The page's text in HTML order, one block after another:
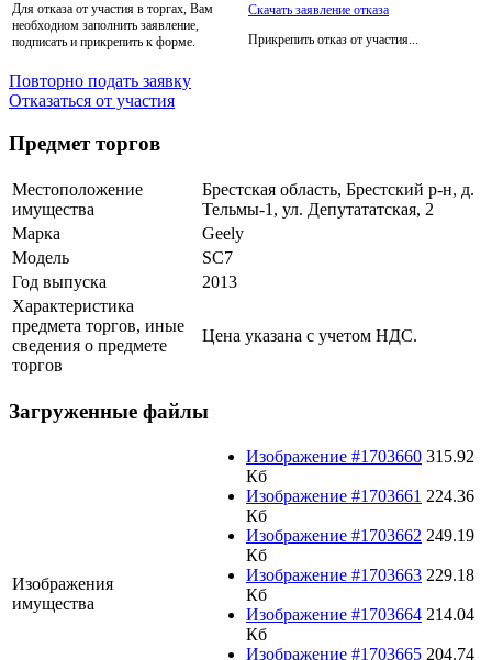
Для отказа от участия в торгах, Вам
необходиом заполнить заявление,
подписать и прикрепить к форме.
Скачать заявление отказа
Прикрепить отказ от участия...
Повторно подать заявку
Отказаться от участия
Предмет торгов
Местоположение
имущества
Брестская область, Брестский р-н, д.
Тельмы-1, ул. Депутататская, 2
Марка
Geely
Модель
SC7
Год выпуска
2013
Характеристика
предмета торгов, иные
сведения о предмете
торгов
Цена указана с учетом НДС.
Загруженные файлы
Изображения
имущества
Изображение #1703660 315.92
Кб
Изображение #1703661 224.36
Кб
Изображение #1703662 249.19
Кб
Изображение #1703663 229.18
Кб
Изображение #1703664 214.04
Кб
Изображение #1703665 204.74